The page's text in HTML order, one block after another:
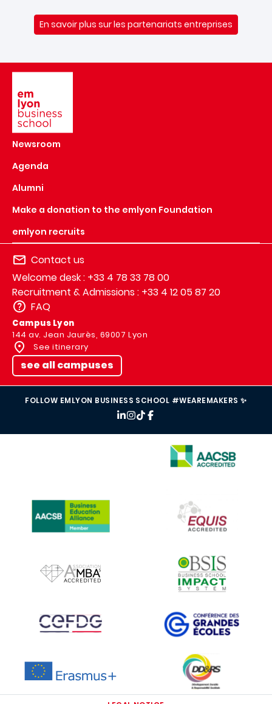
En savoir plus sur les partenariats entreprises
Newsroom
Agenda
Alumni
Make a donation to the emlyon Foundation
emlyon recruits
Contact us
Welcome desk : +33 4 78 33 78 00
Recruitment & Admissions : +33 4 12 05 87 20
FAQ
Campus Lyon
144 av. Jean Jaurès, 69007 Lyon
See itinerary
see all campuses
FOLLOW EMLYON BUSINESS SCHOOL #WEAREMAKERS ✨
IMAGE
IMAGE
IMAGE
IMAGE IMAGE